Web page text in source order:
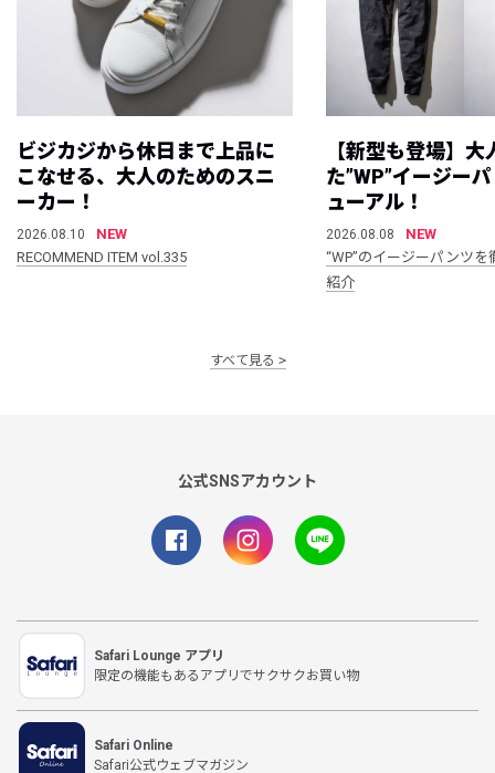
ビジカジから休日まで上品に
こなせる、大人のためのスニ
ーカー！
2026.08.10
NEW
RECOMMEND ITEM vol.335
【新型も登場】大
た”WP”イージー
ューアル！
2026.08.08
NEW
“WP”のイージーパンツ
紹介
すべて見る
公式SNSアカウント
Safari Lounge アプリ
限定の機能もあるアプリでサクサクお買い物
Safari Online
Safari公式ウェブマガジン